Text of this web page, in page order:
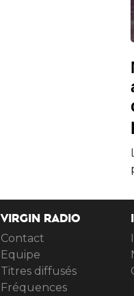
VIRGIN RADIO
Contact
Equipe
Titres diffusés
Fréquences